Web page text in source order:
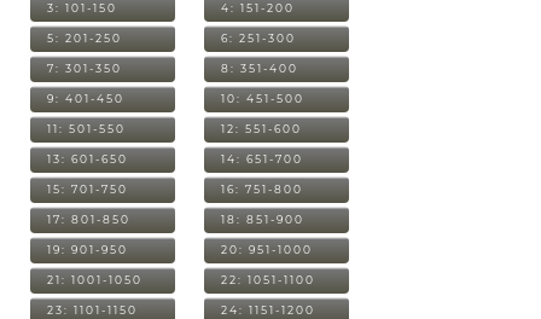
3: 101-150 4: 151-200
5: 201-250 6: 251-300
7: 301-350 8: 351-400
9: 401-450 10: 451-500
11: 501-550 12: 551-600
13: 601-650 14: 651-700
15: 701-750 16: 751-800
17: 801-850 18: 851-900
19: 901-950 20: 951-1000
21: 1001-1050 22: 1051-1100
23: 1101-1150 24: 1151-1200